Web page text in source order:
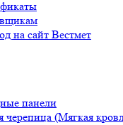
на сайт Вестмет
панели
черепица (Мягкая